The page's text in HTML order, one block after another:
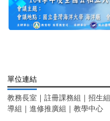
單位連結
教務長室 ｜ 註冊課務組 ｜ 招生組
導組 ｜ 進修推廣組 ｜ 教學中心